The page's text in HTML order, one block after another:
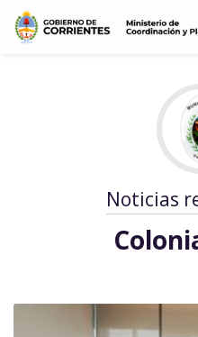
Noticias